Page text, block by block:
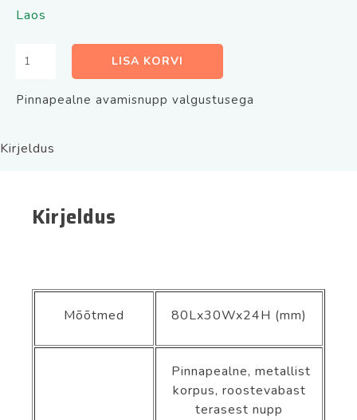
Laos
Metallist
väljumisnupp
ABK-
805LED
kogus
LISA KORVI
Pinnapealne avamisnupp valgustusega
Kirjeldus
Kirjeldus
Mõõtmed 80Lx30Wx24H (mm)
Pinnapealne, metallist
korpus, roostevabast
terasest nupp